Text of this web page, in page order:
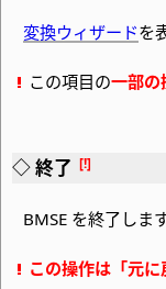
変換ウィザードを
この項目の一部の
終了
BMSE を終了します
この操作は「元に